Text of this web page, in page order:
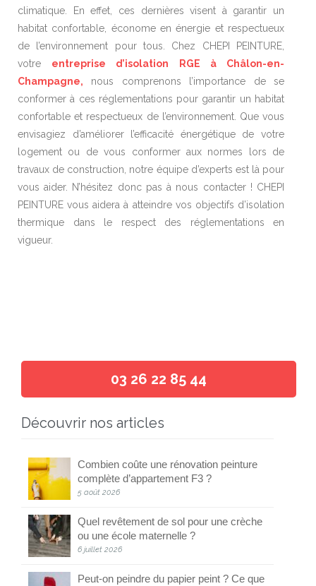
climatique. En effet, ces dernières visent à garantir un
habitat confortable, économe en énergie et respectueux
de l’environnement pour tous. Chez CHEPI PEINTURE,
votre entreprise d’isolation RGE à Châlon-en-
Champagne, nous comprenons l’importance de se
conformer à ces réglementations pour garantir un habitat
confortable et respectueux de l’environnement. Que vous
envisagiez d’améliorer l’efficacité énergétique de votre
logement ou de vous conformer aux normes lors de
travaux de construction, notre équipe d’experts est là pour
vous aider. N’hésitez donc pas à nous contacter ! CHEPI
PEINTURE vous aidera à atteindre vos objectifs d’isolation
thermique dans le respect des réglementations en
vigueur.
03 26 22 85 44
Découvrir nos articles
Combien coûte une rénovation peinture
complète d’appartement F3 ?
5 août 2026
Quel revêtement de sol pour une crèche
ou une école maternelle ?
6 juillet 2026
Peut-on peindre du papier peint ? Ce que